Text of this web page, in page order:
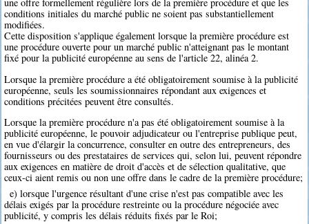
conditions initiales du marché public ne soient pas substantiellement
modifiées.
Cette disposition s'applique également lorsque la première procédure est
une procédure ouverte pour un marché public n'atteignant pas le montant
fixé pour la publicité européenne au sens de l'article 22, alinéa 2.
Lorsque la première procédure a été obligatoirement soumise à la publicité
européenne, seuls les soumissionnaires répondant aux exigences et
conditions précitées peuvent être consultés.
Lorsque la première procédure n'a pas été obligatoirement soumise à la
publicité européenne, le pouvoir adjudicateur ou l'entreprise publique peut,
en vue d'élargir la concurrence, consulter en outre des entrepreneurs, des
fournisseurs ou des prestataires de services qui, selon lui, peuvent répondre
aux exigences en matière de droit d'accès et de sélection qualitative, que
ceux-ci aient remis ou non une offre dans le cadre de la première procédure;
e) lorsque l'urgence résultant d'une crise n'est pas compatible avec les
délais exigés par la procédure restreinte ou la procédure négociée avec
publicité, y compris les délais réduits fixés par le Roi;